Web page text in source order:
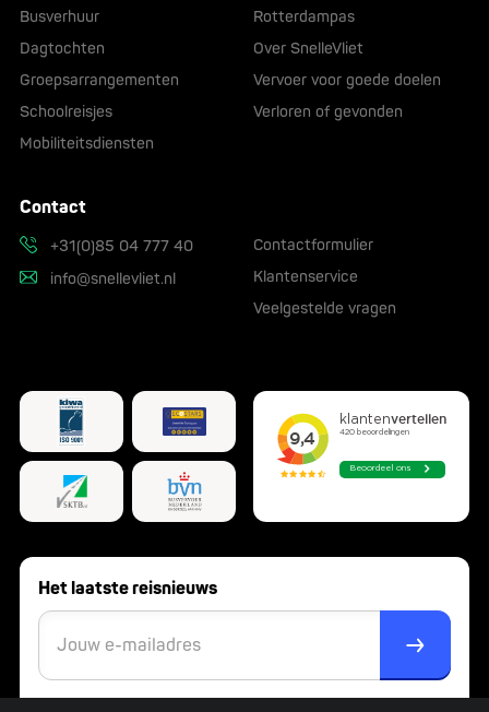
Busverhuur
Dagtochten
Groepsarrangementen
Schoolreisjes
Mobiliteitsdiensten
Rotterdampas
Over SnelleVliet
Vervoer voor goede doelen
Verloren of gevonden
Contact
+31(0)85 04 777 40
info@snellevliet.nl
Contactformulier
Klantenservice
Veelgestelde vragen
Het laatste reisnieuws